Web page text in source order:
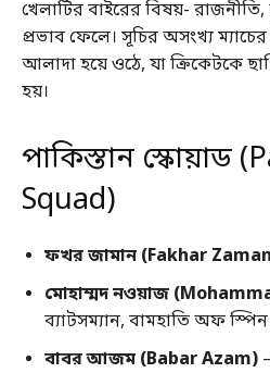
খেলাটির বাইরের বিষয়-
প্রভাব ফেলে। সূচির অসংখ্য
আলাদা হয়ে ওঠে, যা ক্রিকেটকে
হয়।
পাকিস্তান স্কোয়াড
Squad)
ফখর জামান (Fakhar
মোহাম্মদ নওয়াজ
ব্যাটসম্যান, বামহাতি অফ
বাবর আজম (Babar Azam)